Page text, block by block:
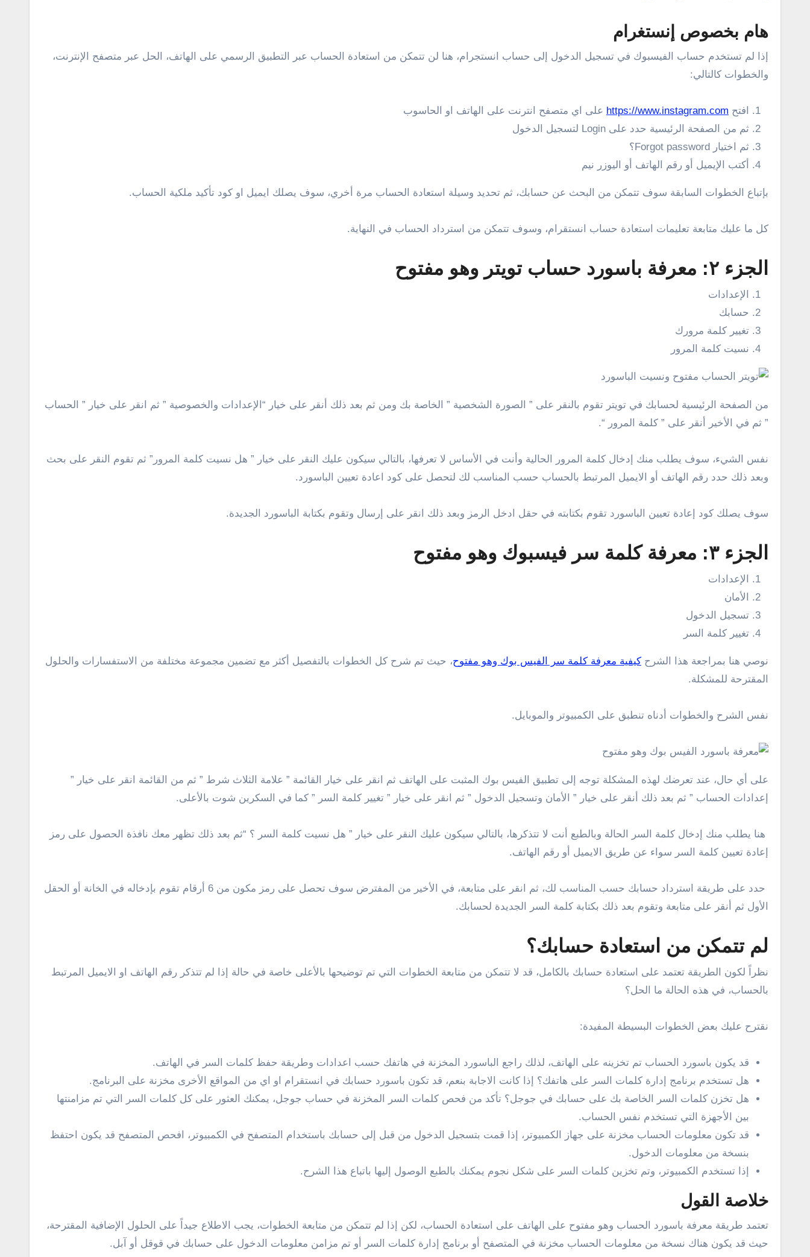
هام بخصوص إنستغرام
إذا لم تستخدم حساب الفيسبوك في تسجيل الدخول إلى حساب انستجرام، هنا لن تتمكن من استعادة الحساب عبر التطبيق الرسمي على الهاتف، الحل عبر متصفح الإنترنت،
والخطوات كالتالي:
افتح https://www.instagram.com على اي متصفح انترنت على الهاتف او الحاسوب
ثم من الصفحة الرئيسية حدد على Login لتسجيل الدخول
ثم اختيار Forgot password؟
أكتب الإيميل أو رقم الهاتف أو اليوزر نيم
بإتباع الخطوات السابقة سوف تتمكن من البحث عن حسابك، ثم تحديد وسيلة استعادة الحساب مرة أخري، سوف يصلك ايميل او كود تأكيد ملكية الحساب.
كل ما عليك متابعة تعليمات استعادة حساب انستقرام، وسوف تتمكن من استرداد الحساب في النهاية.
الجزء ٢: معرفة باسورد حساب تويتر وهو مفتوح
الإعدادات
حسابك
تغيير كلمة مرورك
نسيت كلمة المرور
من الصفحة الرئيسية لحسابك في تويتر تقوم بالنقر على ” الصورة الشخصية ” الخاصة بك ومن ثم بعد ذلك أنقر على خيار “الإعدادات والخصوصية ” ثم انقر على خيار ” الحساب
” ثم في الأخير أنقر على ” كلمة المرور “.
نفس الشيء، سوف يطلب منك إدخال كلمة المرور الحالية وأنت في الأساس لا تعرفها، بالتالي سيكون عليك النقر على خيار ” هل نسيت كلمة المرور” ثم تقوم النقر على بحث
وبعد ذلك حدد رقم الهاتف أو الايميل المرتبط بالحساب حسب المناسب لك لتحصل على كود اعادة تعيين الباسورد.
سوف يصلك كود إعادة تعيين الباسورد تقوم بكتابته في حقل ادخل الرمز وبعد ذلك انقر على إرسال وتقوم بكتابة الباسورد الجديدة.
الجزء ٣: معرفة كلمة سر فيسبوك وهو مفتوح
الإعدادات
الأمان
تسجيل الدخول
تغيير كلمة السر
نوصي هنا بمراجعة هذا الشرح كيفية معرفة كلمة سر الفيس بوك وهو مفتوح، حيث تم شرح كل الخطوات بالتفصيل أكثر مع تضمين مجموعة مختلفة من الاستفسارات والحلول
المقترحة للمشكلة.
نفس الشرح والخطوات أدناه تنطبق على الكمبيوتر والموبايل.
على أي حال، عند تعرضك لهذه المشكلة توجه إلى تطبيق الفيس بوك المثبت على الهاتف ثم انقر على خيار القائمة ” علامة الثلاث شرط ” ثم من القائمة انقر على خيار ”
إعدادات الحساب ” ثم بعد ذلك أنقر على خيار ” الأمان وتسجيل الدخول ” ثم انقر على خيار ” تغيير كلمة السر ” كما في السكرين شوت بالأعلى.
هنا يطلب منك إدخال كلمة السر الحالة وبالطبع أنت لا تتذكرها، بالتالي سيكون عليك النقر على خيار ” هل نسيت كلمة السر ؟ “ثم بعد ذلك تظهر معك نافذة الحصول على رمز
إعادة تعيين كلمة السر سواء عن طريق الايميل أو رقم الهاتف.
حدد على طريقة استرداد حسابك حسب المناسب لك، ثم انقر على متابعة، في الأخير من المفترض سوف تحصل على رمز مكون من 6 أرقام تقوم بإدخاله في الخانة أو الحقل
الأول ثم أنقر على متابعة وتقوم بعد ذلك بكتابة كلمة السر الجديدة لحسابك.
لم تتمكن من استعادة حسابك؟
نظراً لكون الطريقة تعتمد على استعادة حسابك بالكامل، قد لا تتمكن من متابعة الخطوات التي تم توضيحها بالأعلى خاصة في حالة إذا لم تتذكر رقم الهاتف او الايميل المرتبط
بالحساب، في هذه الحالة ما الحل؟
نقترح عليك بعض الخطوات البسيطة المفيدة:
قد يكون باسورد الحساب تم تخزينه على الهاتف، لذلك راجع الباسورد المخزنة في هاتفك حسب اعدادات وطريقة حفظ كلمات السر في الهاتف.
هل تستخدم برنامج إدارة كلمات السر على هاتفك؟ إذا كانت الاجابة بنعم، قد تكون باسورد حسابك في انستقرام او اي من المواقع الأخرى مخزنة على البرنامج.
هل تخزن كلمات السر الخاصة بك على حسابك في جوجل؟ تأكد من فحص كلمات السر المخزنة في حساب جوجل، يمكنك العثور على كل كلمات السر التي تم مزامنتها
بين الأجهزة التي تستخدم نفس الحساب.
قد تكون معلومات الحساب مخزنة على جهاز الكمبيوتر، إذا قمت بتسجيل الدخول من قبل إلى حسابك باستخدام المتصفح في الكمبيوتر، افحص المتصفح قد يكون احتفظ
بنسخة من معلومات الدخول.
إذا تستخدم الكمبيوتر، وتم تخزين كلمات السر على شكل نجوم يمكنك بالطبع الوصول إليها باتباع هذا الشرح.
خلاصة القول
تعتمد طريقة معرفة باسورد الحساب وهو مفتوح على الهاتف على استعادة الحساب، لكن إذا لم تتمكن من متابعة الخطوات، يجب الاطلاع جيداً على الحلول الإضافية المقترحة،
حيث قد يكون هناك نسخة من معلومات الحساب مخزنة في المتصفح أو برنامج إدارة كلمات السر أو تم مزامن معلومات الدخول على حسابك في قوقل أو آبل.